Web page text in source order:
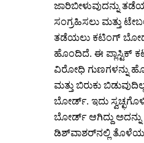
ಜಾರಿಬೀಳುವುದನ್ನು
ಸಂಗ್ರಹಿಸಲು ಮತ್ತು
ತಡೆಯಲು ಕಟಿಂಗ್
ಹೊಂದಿದೆ. ಈ ಪ್ಲಾಸ್ಟಿಕ್
ವಿರೋಧಿ ಗುಣಗಳನ್ನು
ಮತ್ತು ಬಿರುಕು
ಬೋರ್ಡ್. ಇದು
ಬೋರ್ಡ್ ಆಗಿದ್ದು
ಡಿಶ್‌ವಾಶರ್‌ನಲ್ಲಿ